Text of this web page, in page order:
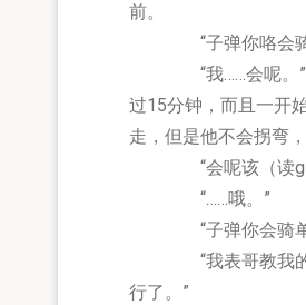
前。
“子弹你咯会骑单
“我……会呢。”子弹
过15分钟，而且一开
走，但是他不会拐弯
“会呢该（读gian，
“……哦。”
“子弹你会骑单车
“我表哥教我的。”
行了。”